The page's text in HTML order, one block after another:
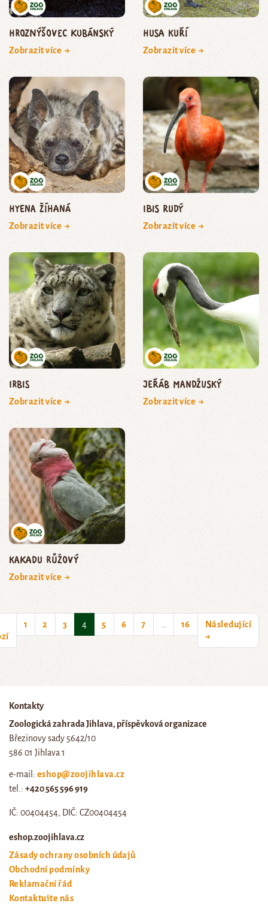
hroznýšovec kubánský
Zobrazit více →
husa kuří
Zobrazit více →
hyena žíhaná
Zobrazit více →
ibis rudý
Zobrazit více →
irbis
Zobrazit více →
jeřáb mandžuský
Zobrazit více →
kakadu růžový
Zobrazit více →
1 2 3 4 (current)
5 6 7 16
Následující
→
Kontakty
Zoologická zahrada Jihlava, příspěvková organizace
Březinovy sady 5642/10
586 01 Jihlava 1
e-mail: eshop@zoojihlava.cz
tel.: +420 565 596 919
IČ: 00404454, DIČ: CZ00404454
eshop.zoojihlava.cz
Zásady ochrany osobních údajů
Obchodní podmínky
Reklamační řád
Kontaktujte nás